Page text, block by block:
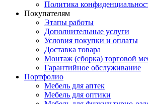
Политика
Покупателям
Этапы работы
Дополнительные услуги
Условия покупки и оплаты
Доставка товара
Монтаж (сборка) торговой
Гарантийное обслуживание
Портфолио
Мебель для аптек
Мебель для оптики